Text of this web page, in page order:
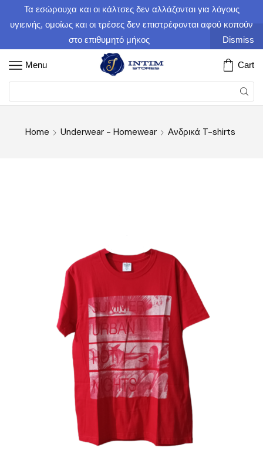
Τα εσώρουχα και οι κάλτσες δεν αλλάζονται για λόγους
υγιεινής, ομοίως και οι τρέσες δεν επιστρέφονται αφού κοπούν
στο επιθυμητό μήκος
Dismiss
Menu Cart
Home Underwear - Homewear Ανδρικά T-shirts